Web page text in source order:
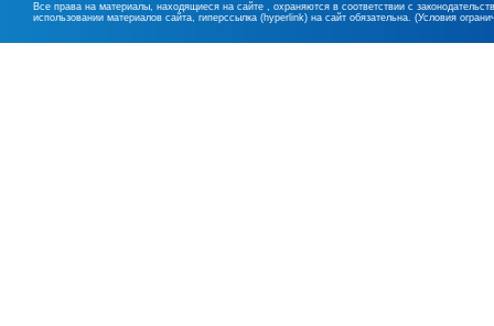
Все права на материалы, находящиеся на сайте , охраняются в соответствии с
использовании материалов сайта, гиперссылка (hyperlink) на сайт обязательна. (Условия